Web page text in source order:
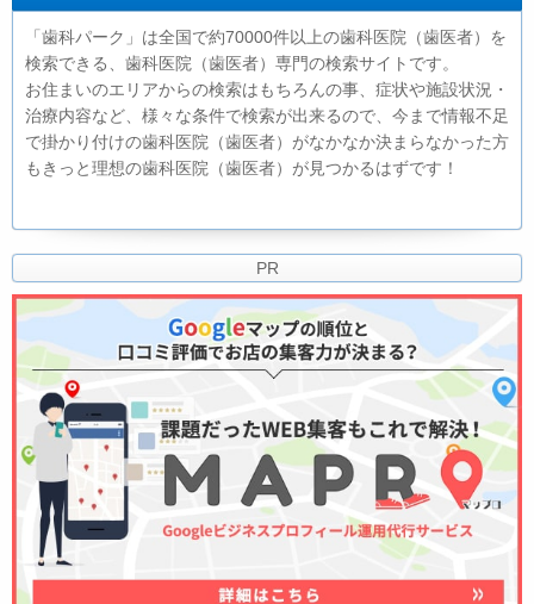
「歯科パーク」は全国で約70000件以上の歯科医院（歯医者）を
検索できる、歯科医院（歯医者）専門の検索サイトです。
お住まいのエリアからの検索はもちろんの事、症状や施設状況・
治療内容など、様々な条件で検索が出来るので、今まで情報不足
で掛かり付けの歯科医院（歯医者）がなかなか決まらなかった方
もきっと理想の歯科医院（歯医者）が見つかるはずです！
PR